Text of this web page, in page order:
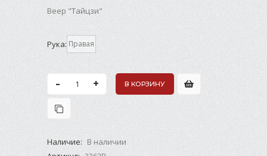
Веер "Тайцзи"
Рука: Правая
- +
Наличие: В наличии